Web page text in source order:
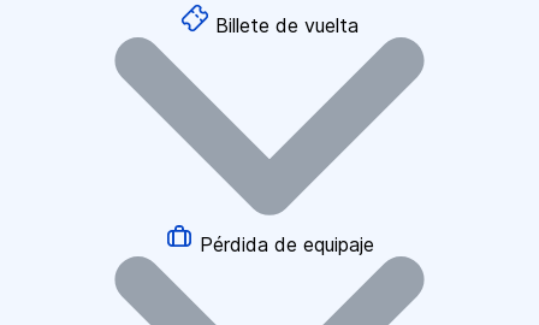
Billete de vuelta
Pérdida de equipaje